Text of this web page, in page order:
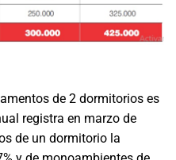
de 2 dormitorios es
registra en marzo de
de un dormitorio la